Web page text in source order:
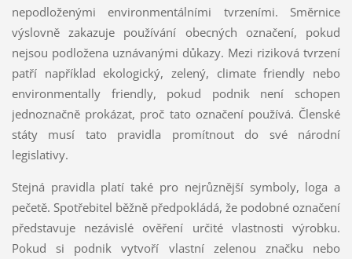
nepodloženými environmentálními tvrzeními. Směrnice
výslovně zakazuje používání obecných označení, pokud
nejsou podložena uznávanými důkazy. Mezi riziková tvrzení
patří například ekologický, zelený, climate friendly nebo
environmentally friendly, pokud podnik není schopen
jednoznačně prokázat, proč tato označení používá. Členské
státy musí tato pravidla promítnout do své národní
legislativy.
Stejná pravidla platí také pro nejrůznější symboly, loga a
pečetě. Spotřebitel běžně předpokládá, že podobné označení
představuje nezávislé ověření určité vlastnosti výrobku.
Pokud si podnik vytvoří vlastní zelenou značku nebo